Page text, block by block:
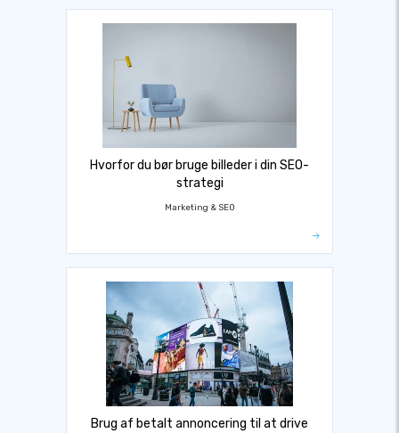
Hvorfor du bør bruge billeder i din SEO-
strategi
Marketing & SEO
Brug af betalt annoncering til at drive